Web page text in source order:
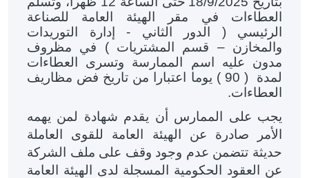
العطاءات في مقر الهيئة العامة للصناعة
الرئيسي ( الدور الثاني - إدارة التوريدات
والمخازن – قسم المشتريات ) في مظروف
مدون عليه اسم الممارسة وتسرى العطاءات
لمدة ( 90 ) يوما اعتبارا من تاريخ فض مظاريف
العطاءات.
يجب على الممارس أن يقدم شهادة لمن يهمه
الأمر صادرة عن الهيئة العامة للقوى العاملة
حديثة تتضمن عدم وجود وقف على ملف الشركة
عن العقود الحكومية المسجلة لدى الهيئة العامة